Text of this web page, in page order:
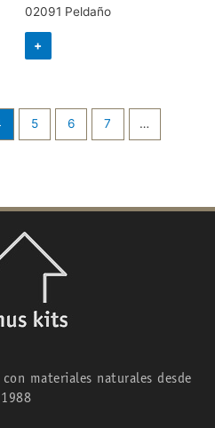
02091 Peldaño
+
5 6 7 …
materiales naturales desde
1988